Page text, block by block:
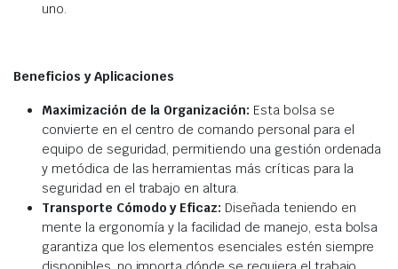
uno.
Beneficios y Aplicaciones
Maximización de la Organización: Esta bolsa se
convierte en el centro de comando personal para el
equipo de seguridad, permitiendo una gestión ordenada
y metódica de las herramientas más críticas para la
seguridad en el trabajo en altura.
Transporte Cómodo y Eficaz: Diseñada teniendo en
mente la ergonomía y la facilidad de manejo, esta bolsa
garantiza que los elementos esenciales estén siempre